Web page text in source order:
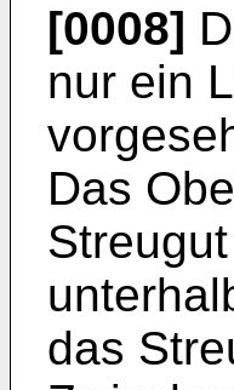
[0008]
nur ein
Das
das